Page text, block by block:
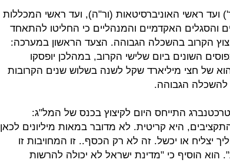
ועד ראשי האוניברסיטאות (ור"ה), ועד ראשי המכללות
והסגלים האקדמיים והמנהליים כי החליטו להתאחד
הקרוב בהשכלה הגבוהה. הצעד הראשון במערכה:
השונים ביום שלישי הקרוב, ‏במהלכן יופסקו
הוא של חצי מיליארד שקל לשנה בשלוש שנים הקרובות
הגבוהה.
התייחס היום לקיצוץ בכנס של המל"ג:
היא קריטית. לא מדובר במאות מיליונים לכאן
יצליח או יכשל. זה לא רק הכסף.. זו המחויבות זו
הוא הוסיף כי "מדינת ישראל לא יכולה להרשות